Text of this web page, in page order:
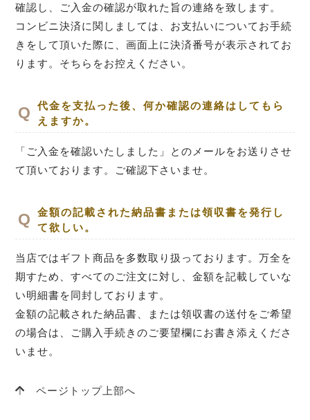
確認し、ご入金の確認が取れた旨の連絡を致します。
コンビニ決済に関しましては、お支払いについてお手続
きをして頂いた際に、画面上に決済番号が表示されてお
ります。そちらをお控えください。
代金を支払った後、何か確認の連絡はしてもら
えますか。
「ご入金を確認いたしました」とのメールをお送りさせ
て頂いております。ご確認下さいませ。
金額の記載された納品書または領収書を発行し
て欲しい。
当店ではギフト商品を多数取り扱っております。万全を
期すため、すべてのご注文に対し、金額を記載していな
い明細書を同封しております。
金額の記載された納品書、または領収書の送付をご希望
の場合は、ご購入手続きのご要望欄にお書き添えくださ
いませ。
ページトップ上部へ